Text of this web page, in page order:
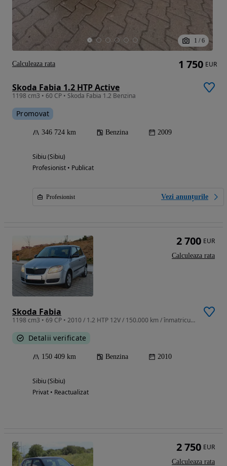
1 / 6
Skoda Fabia 1.2 HTP Active
1198 cm3 • 60 CP • Skoda Fabia 1.2 Benzina
Promovat
346 724 km Benzina 2009
Sibiu (Sibiu)
Profesionist • Publicat
Profesionist Vezi anunțurile
1 750 EUR
Calculeaza rata
Skoda Fabia
1198 cm3 • 69 CP • 2010 / 1.2 HTP 12V / 150.000 km / înmatriculată
Detalii verificate
150 409 km Benzina 2010
Sibiu (Sibiu)
Privat • Reactualizat
2 700 EUR
Calculeaza rata
2 750 EUR
Calculeaza rata